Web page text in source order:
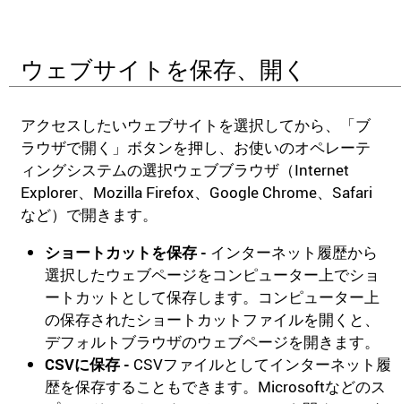
ウェブサイトを保存、開く
アクセスしたいウェブサイトを選択してから、「ブ
ラウザで開く」ボタンを押し、お使いのオペレーテ
ィングシステムの選択ウェブブラウザ（Internet
Explorer、Mozilla Firefox、Google Chrome、Safari
など）で開きます。
ショートカットを保存 - インターネット履歴から
選択したウェブページをコンピューター上でショ
ートカットとして保存します。コンピューター上
の保存されたショートカットファイルを開くと、
デフォルトブラウザのウェブページを開きます。
CSVに保存 - CSVファイルとしてインターネット履
歴を保存することもできます。Microsoftなどのス